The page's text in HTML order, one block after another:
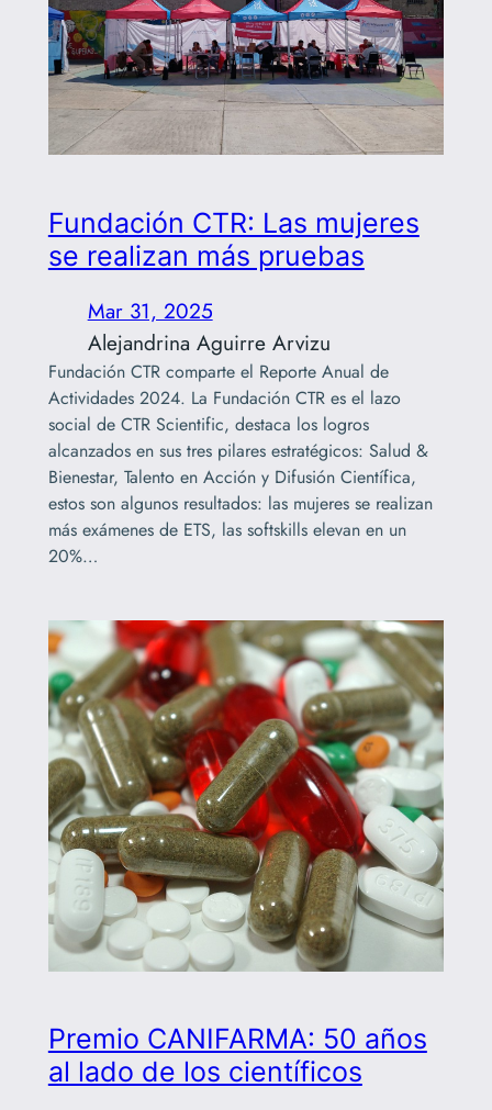
Fundación CTR: Las mujeres
se realizan más pruebas
Mar 31, 2025
Alejandrina Aguirre Arvizu
Fundación CTR comparte el Reporte Anual de
Actividades 2024. La Fundación CTR es el lazo
social de CTR Scientific, destaca los logros
alcanzados en sus tres pilares estratégicos: Salud &
Bienestar, Talento en Acción y Difusión Científica,
estos son algunos resultados: las mujeres se realizan
más exámenes de ETS, las softskills elevan en un
20%…
Premio CANIFARMA: 50 años
al lado de los científicos